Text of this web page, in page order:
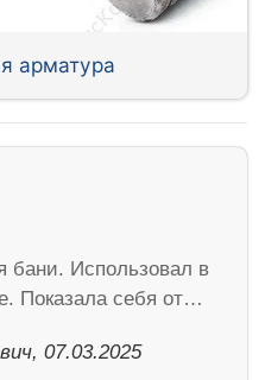
арматура
бани. Использовал в
Показала себя от…
07.03.2025